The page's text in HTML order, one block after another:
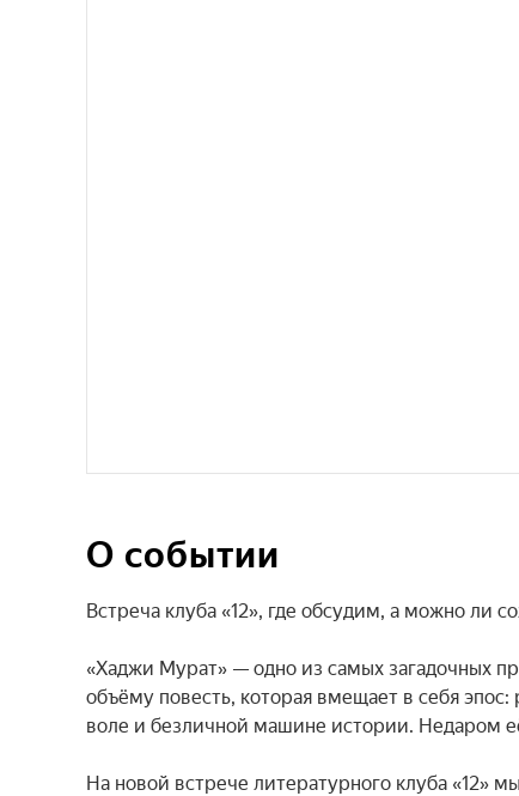
О событии
Встреча клуба «12», где обсудим, а можно ли
«Хаджи Мурат» — одно из самых загадочных
объёму повесть, которая вмещает в себя
воле и безличной машине истории. Недаром
На новой встрече литературного клуба «12»